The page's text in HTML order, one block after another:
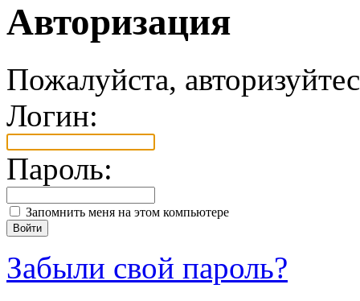
Авторизация
Пожалуйста,
Логин:
Пароль:
Запомнить меня на этом компьютере
Забыли свой пароль?